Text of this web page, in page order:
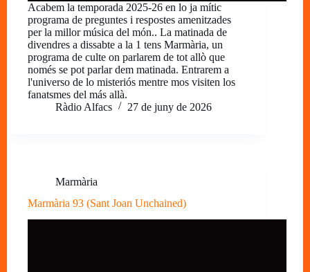
Acabem la temporada 2025-26 en lo ja mític
programa de preguntes i respostes amenitzades
per la millor música del món.. La matinada de
divendres a dissabte a la 1 tens Marmària, un
programa de culte on parlarem de tot allò que
només se pot parlar dem matinada. Entrarem a
l'universo de lo misteriós mentre mos visiten los
fanatsmes del más allà.
Ràdio Alfacs
27 de juny de 2026
Marmària
Marmària 93 (Sant Joan Unchained)